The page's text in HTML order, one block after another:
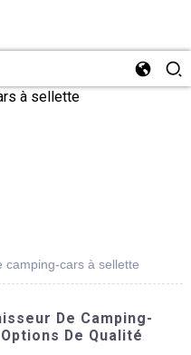
camping-cars à sellette
De Camping-
De Qualité